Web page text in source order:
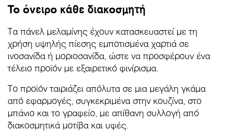
Το όνειρο κάθε διακοσμητή
Τα πάνελ μελαμίνης έχουν κατασκευαστεί με τη
χρήση υψηλής πίεσης εμποτισμένα χαρτιά σε
ινοσανίδα ή μοριοσανίδα, ώστε να προσφέρουν ένα
τέλειο προϊόν με εξαιρετικό φινίρισμα.
Το προϊόν ταιριάζει απόλυτα σε μια μεγάλη γκάμα
από εφαρμογές, συγκεκριμένα στην κουζίνα, στο
μπάνιο και το γραφείο, με απίθανη συλλογή από
διακοσμητικά μοτίβα και υφές.